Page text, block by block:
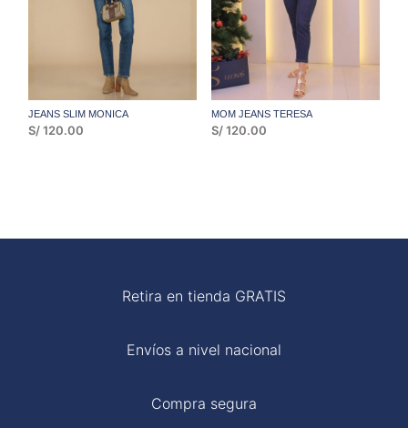
JEANS SLIM MONICA
S/120.00
MOM JEANS TERESA
S/120.00
Retira en tienda GRATIS
Envíos a nivel nacional
Compra segura